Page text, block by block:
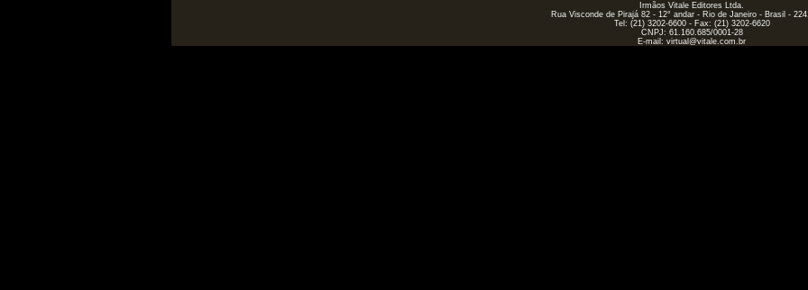
Irmãos Vitale Editores Ltda.
Rua Visconde de Pirajá 82 - 12° andar - Rio de Janeiro - Brasil -
Tel: (21) 3202-6600 - Fax: (21) 3202-6620
CNPJ: 61.160.685/0001-28
E-mail: virtual@vitale.com.br